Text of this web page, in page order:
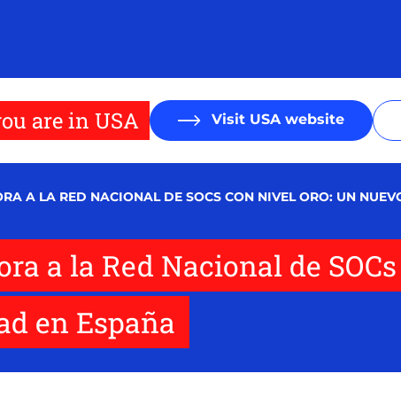
are in USA Visit USA website
A LA RED NACIONAL DE SOCS CON NIVEL ORO: UN
a la Red Nacional de
en España